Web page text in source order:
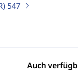
547
Auch